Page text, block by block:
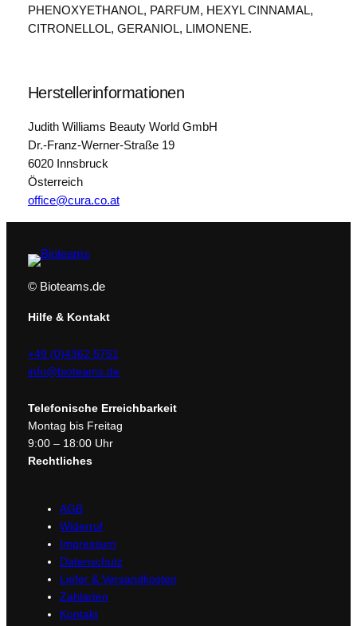
PHENOXYETHANOL, PARFUM, HEXYL CINNAMAL,
CITRONELLOL, GERANIOL, LIMONENE.
Herstellerinformationen
Judith Williams Beauty World GmbH
Dr.-Franz-Werner-Straße 19
6020 Innsbruck
Österreich
office@cura.co.at
© Bioteams.de
Hilfe & Kontakt
+49 (0)4362 5751
info@bioteams.de
Telefonische Erreichbarkeit
Montag bis Freitag
9:00 – 18:00 Uhr
Rechtliches
AGB
Widerruf
Impressum
Datenschutz
Liefer & Versandkosten
Zahlarten
Kontakt